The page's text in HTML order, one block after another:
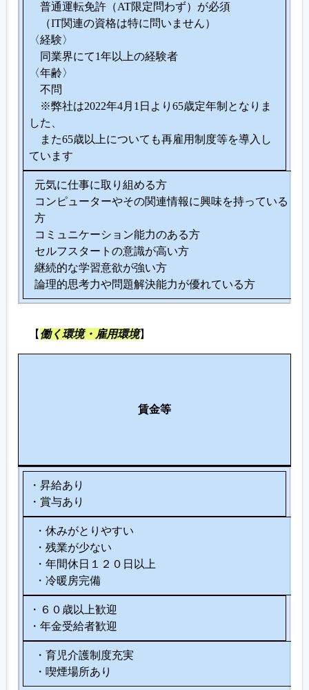
普通運転免許（AT限定問わず）が必須
（IT関連の資格は特に問いません）
〈経験〉
同業界にて1年以上の経験者
〈年齢〉
不問
※弊社は2022年4月1日より65歳定年制となりま
した、
また65歳以上についても再雇用制度等を導入し
ています
元気に仕事に取り組める方
コンピューターやその関連情報に興味を持っている
方
コミュニケーション能力のある方
セルフスタートの意識が高い方
継続的な学習意欲が強い方
論理的思考力や問題解決能力が優れている方
【 働く環境・雇用環境】
賃金等
・昇給あり
・賞与あり
・休みがとりやすい
・残業が少ない
・年間休日１２０日以上
・冷暖房完備
・６０歳以上歓迎
・年金受給者歓迎
・育児介護制度充実
・喫煙場所あり